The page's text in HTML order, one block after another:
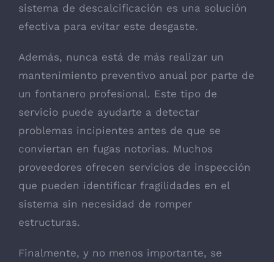
sistema de descalcificación es una solución
efectiva para evitar este desgaste.
Además, nunca está de más realizar un
mantenimiento preventivo anual por parte de
un fontanero profesional. Este tipo de
servicio puede ayudarte a detectar
problemas incipientes antes de que se
conviertan en fugas notorias. Muchos
proveedores ofrecen servicios de inspección
que pueden identificar fragilidades en el
sistema sin necesidad de romper
estructuras.
Finalmente, y no menos importante, se